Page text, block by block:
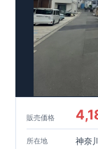
販売価格
所在地 神奈